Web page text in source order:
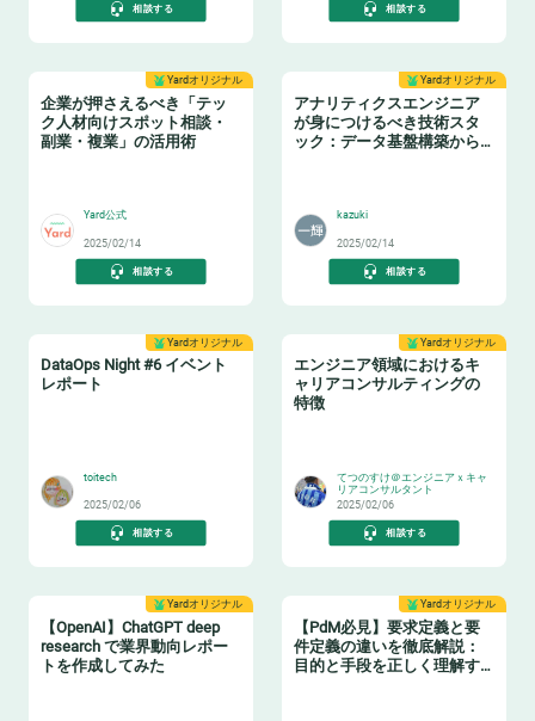
相談する 相談する
Yardオリジナル
企業が押さえるべき「テッ
ク人材向けスポット相談・
副業・複業」の活用術
Yard公式
2025/02/14
相談する
Yardオリジナル
アナリティクスエンジニア
が身につけるべき技術スタ
ック：データ基盤構築からBI
kazuki
2025/02/14
相談する
Yardオリジナル
DataOps Night #6 イベント
レポート
toitech
2025/02/06
相談する
Yardオリジナル
エンジニア領域におけるキ
ャリアコンサルティングの
特徴
てつのすけ＠エンジニアｘキャ
リアコンサルタント
2025/02/06
相談する
Yardオリジナル
【OpenAI】ChatGPT deep
research で業界動向レポー
トを作成してみた
Yardオリジナル
【PdM必見】要求定義と要
件定義の違いを徹底解説：
目的と手段を正しく理解す